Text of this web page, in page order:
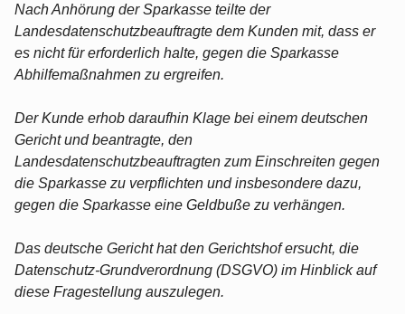
Nach Anhörung der Sparkasse teilte der
Landesdatenschutzbeauftragte dem Kunden mit, dass er
es nicht für erforderlich halte, gegen die Sparkasse
Abhilfemaßnahmen zu ergreifen.
Der Kunde erhob daraufhin Klage bei einem deutschen
Gericht und beantragte, den
Landesdatenschutzbeauftragten zum Einschreiten gegen
die Sparkasse zu verpflichten und insbesondere dazu,
gegen die Sparkasse eine Geldbuße zu verhängen.
Das deutsche Gericht hat den Gerichtshof ersucht, die
Datenschutz-Grundverordnung (DSGVO) im Hinblick auf
diese Fragestellung auszulegen.